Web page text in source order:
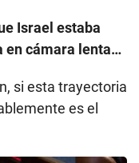
Israel estaba
en cámara lenta…
si esta trayectoria
es el